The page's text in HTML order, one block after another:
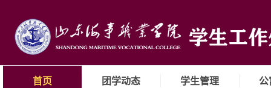
首页 团学动态 学生管理